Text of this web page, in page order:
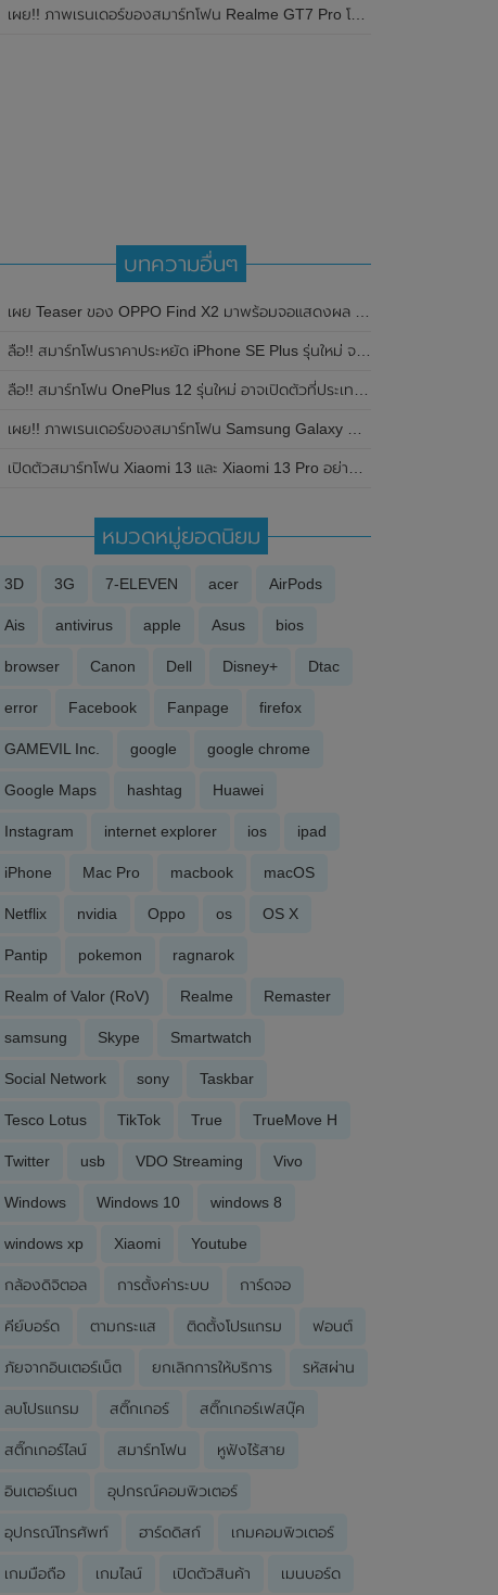
เผย!! ภาพเรนเดอร์ของสมาร์ทโฟน Realme GT7 Pro โชว์ให้เห็นดีไซน์ใหม่ พร้อมเผยรายละเอียดสเปกที่สำคัญบางส่วน
บทความอื่นๆ
เผย Teaser ของ OPPO Find X2 มาพร้อมจอแสดงผล 120Hz และรองรับ HDR
ลือ!! สมาร์ทโฟนราคาประหยัด iPhone SE Plus รุ่นใหม่ จะใช้ดีไซน์ของ iPhone 11 หน้าจอ 6.1 นิ้วที่ขายดีที่สุด คาดเปิดตัวในเร็วๆนี้
ลือ!! สมาร์ทโฟน OnePlus 12 รุ่นใหม่ อาจเปิดตัวที่ประเทศจีนในเดือนธันวาคม 2023 นี้
เผย!! ภาพเรนเดอร์ของสมาร์ทโฟน Samsung Galaxy S24 Ultra โชว์เห็นดีไซน์ตัวเครื่องทั้งด้านหน้าและด้านหลัง
เปิดตัวสมาร์ทโฟน Xiaomi 13 และ Xiaomi 13 Pro อย่างเป็นทางการในประเทศจีน
หมวดหมู่ยอดนิยม
3D 3G 7-ELEVEN acer AirPods
Ais antivirus apple Asus bios
browser Canon Dell Disney+ Dtac
error Facebook Fanpage firefox
GAMEVIL Inc. google google chrome
Google Maps hashtag Huawei
Instagram internet explorer ios ipad
iPhone Mac Pro macbook macOS
Netflix nvidia Oppo os OS X
Pantip pokemon ragnarok
Realm of Valor (RoV) Realme Remaster
samsung Skype Smartwatch
Social Network sony Taskbar
Tesco Lotus TikTok True TrueMove H
Twitter usb VDO Streaming Vivo
Windows Windows 10 windows 8
windows xp Xiaomi Youtube
กล้องดิจิตอล การตั้งค่าระบบ การ์ดจอ
คีย์บอร์ด ตามกระแส ติดตั้งโปรแกรม ฟอนต์
ภัยจากอินเตอร์เน็ต ยกเลิกการให้บริการ รหัสผ่าน
ลบโปรแกรม สติ๊กเกอร์ สติ๊กเกอร์เฟสบุ๊ค
สติ๊กเกอร์ไลน์ สมาร์ทโฟน หูฟังไร้สาย
อินเตอร์เนต อุปกรณ์คอมพิวเตอร์
อุปกรณ์โทรศัพท์ ฮาร์ดดิสก์ เกมคอมพิวเตอร์
เกมมือถือ เกมไลน์ เปิดตัวสินค้า เมนบอร์ด